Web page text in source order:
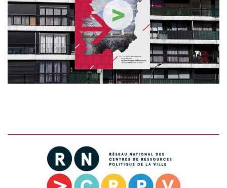
>